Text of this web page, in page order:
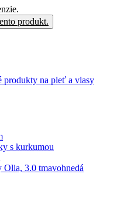
produkt.
produkty na pleť a vlasy
s kurkumou
Olia, 3.0 tmavohnedá